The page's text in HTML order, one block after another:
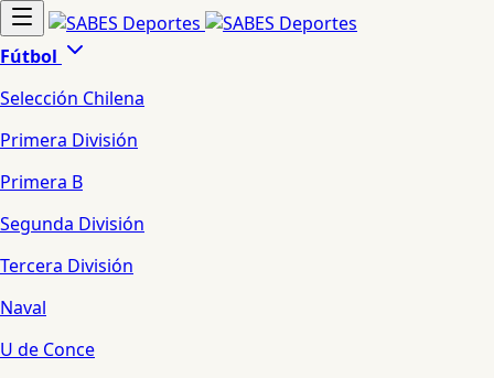
Fútbol
Selección Chilena
Primera División
Primera B
Segunda División
Tercera División
Naval
U de Conce